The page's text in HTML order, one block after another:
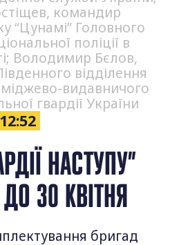
командир
“Цунамі” Головного
поліції в
Володимир Бєлов,
відділення
видавничого
гвардії України
НАСТУПУ”
30 КВІТНЯ
бригад